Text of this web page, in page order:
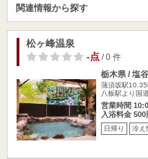
関連情報から探す
松ヶ峰温泉
-点/ 0 件
栃木県 / 塩
蒲須坂駅
八板駅より国
営業時間
入浴料金 500
日帰り 冷え